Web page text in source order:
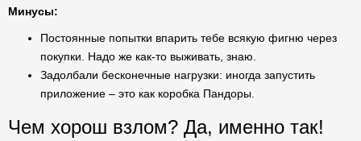
Минусы:
Постоянные попытки впарить тебе всякую фигню через
покупки. Надо же как-то выживать, знаю.
Задолбали бесконечные нагрузки: иногда запустить
приложение – это как коробка Пандоры.
Чем хорош взлом? Да, именно так!